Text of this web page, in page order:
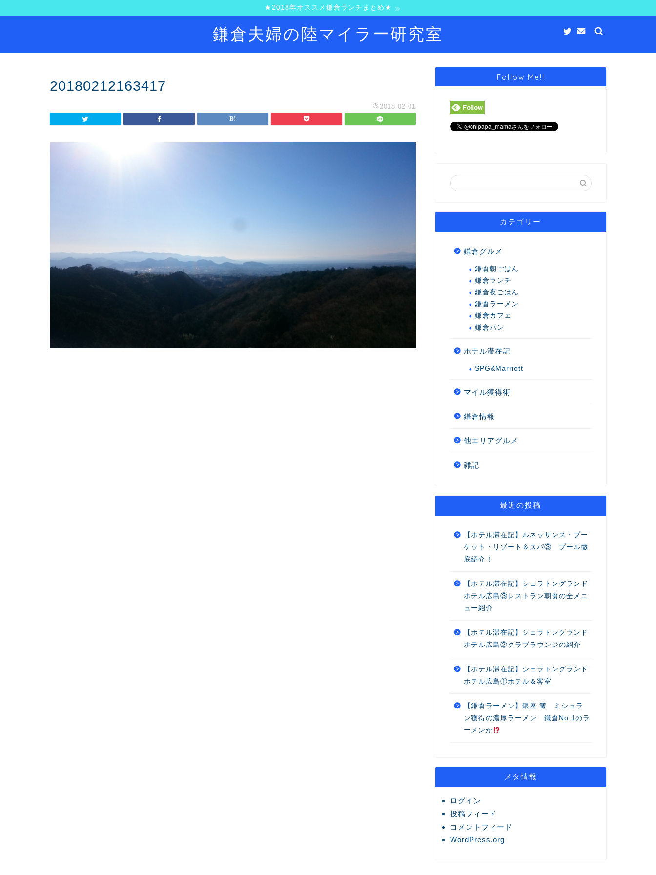
★2018年オススメ鎌倉ランチまとめ★
鎌倉夫婦の陸マイラー研究室
20180212163417
2018-02-01
Follow Me!!
カテゴリー
鎌倉グルメ
鎌倉朝ごはん
鎌倉ランチ
鎌倉夜ごはん
鎌倉ラーメン
鎌倉カフェ
鎌倉パン
ホテル滞在記
SPG&Marriott
マイル獲得術
鎌倉情報
他エリアグルメ
雑記
最近の投稿
【ホテル滞在記】ルネッサンス・プー
ケット・リゾート＆スパ③ プール徹
底紹介！
【ホテル滞在記】シェラトングランド
ホテル広島③レストラン朝食の全メニ
ュー紹介
【ホテル滞在記】シェラトングランド
ホテル広島②クラブラウンジの紹介
【ホテル滞在記】シェラトングランド
ホテル広島①ホテル＆客室
【鎌倉ラーメン】銀座 篝 ミシュラ
ン獲得の濃厚ラーメン 鎌倉No.1のラ
ーメンか
メタ情報
ログイン
投稿フィード
コメントフィード
WordPress.org